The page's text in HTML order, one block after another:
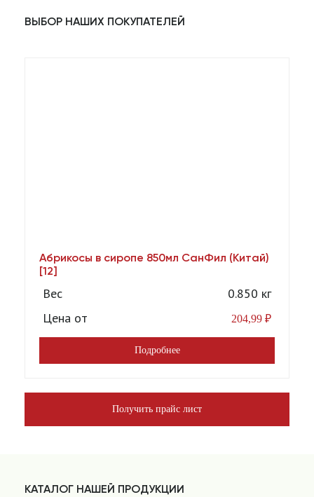
ВЫБОР НАШИХ ПОКУПАТЕЛЕЙ
Абрикосы в сиропе 850мл СанФил (Китай)
[12]
Вес
0.850 кг
Цена от
204,99 ₽
Подробнее
Получить прайс лист
КАТАЛОГ НАШЕЙ ПРОДУКЦИИ